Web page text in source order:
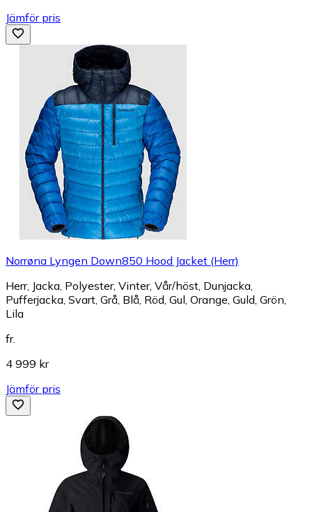
Jämför pris
Norrøna Lyngen Down850 Hood Jacket (Herr)
Herr, Jacka, Polyester, Vinter, Vår/höst, Dunjacka,
Pufferjacka, Svart, Grå, Blå, Röd, Gul, Orange, Guld, Grön,
Lila
fr.
4 999 kr
Jämför pris